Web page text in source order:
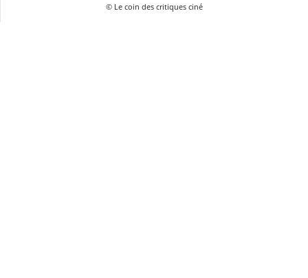
© Le coin des critiques ciné